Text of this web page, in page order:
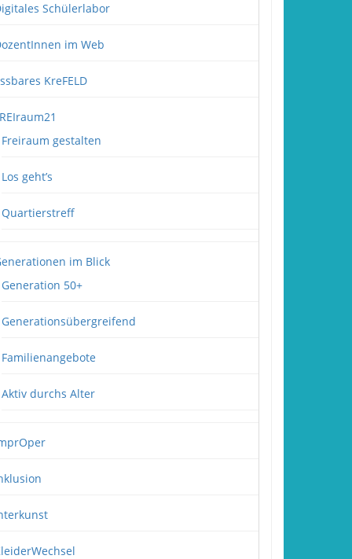
Schülerlabor
im Web
KreFELD
Freiraum gestalten
Los geht’s
Quartierstreff
im Blick
Generation 50+
Generationsübergreifend
Familienangebote
Aktiv durchs Alter